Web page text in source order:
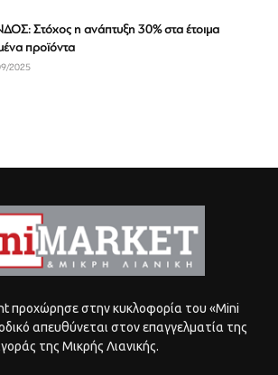
Στόχος η ανάπτυξη 30% στα έτοιμα
προϊόντα
2025
προχώρησε στην κυκλοφορία του «Mini
απευθύνεται στον επαγγελματία της
της Μικρής Λιανικής.